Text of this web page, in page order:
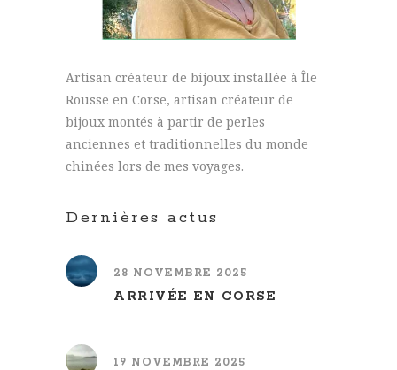
Artisan créateur de bijoux installée à Île
Rousse en Corse, artisan créateur de
bijoux montés à partir de perles
anciennes et traditionnelles du monde
chinées lors de mes voyages.
Dernières actus
28 NOVEMBRE 2025
ARRIVÉE EN CORSE
19 NOVEMBRE 2025